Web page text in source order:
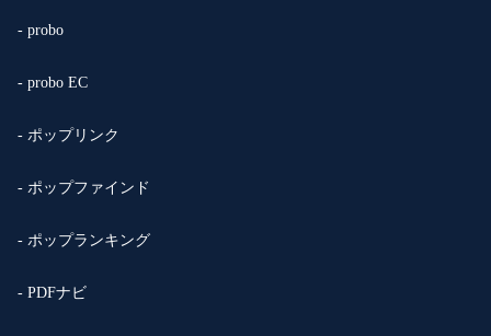
- probo
- probo EC
- ポップリンク
- ポップファインド
- ポップランキング
- PDFナビ